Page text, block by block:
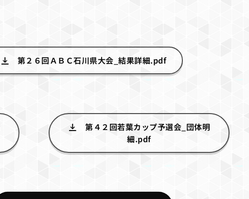
第２６回ＡＢＣ石川県大会_結果詳細.pdf
第４２回若葉カップ予選会_団体明
細.pdf